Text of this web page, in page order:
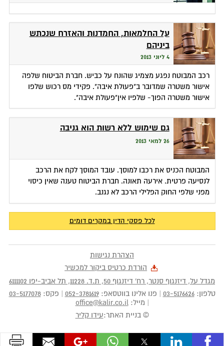
על החלמאות, החמדנות והאזרח שנכתש
ביניהם
4 ליוני 2013
רכב המבוטח נפגע מצמיג שהונח על כביש. חברת הביטוח שלפה
אישור משטרה שמדובר ב"פעולת איבה". פקידי מס רכוש שלפו
אישור משטרה הפוך- שלפיו אין"פעולת איבה".
גם שימוש ללא רשות הוא גניבה
26 למאי 2013
המבוטח הכניס את רכבו למוסך. עובד המוסך לקח את הרכב
לנסיעה פרטית. אירעה תאונה. חברת הביטוח טענה שאין כיסוי
מפני שלפי החוק הפלילי הרכב לא נגנב.
לכל פסקי הדין במקרים דומים
הצהרת נגישות
הורדת כרטיס ביקור למכשיר
מגדל על, דיזנגוף סנטר, רח' דיזנגוף 50
, ת.ד. 11228
, תל אביב-יפו 6111102
טלפון:03-5176626 פנו אלינו בווטסאפ:052-3781619 פקס:03-5177078
מייל:office@kalir.co.il
© בניית האתר:עידו קליר